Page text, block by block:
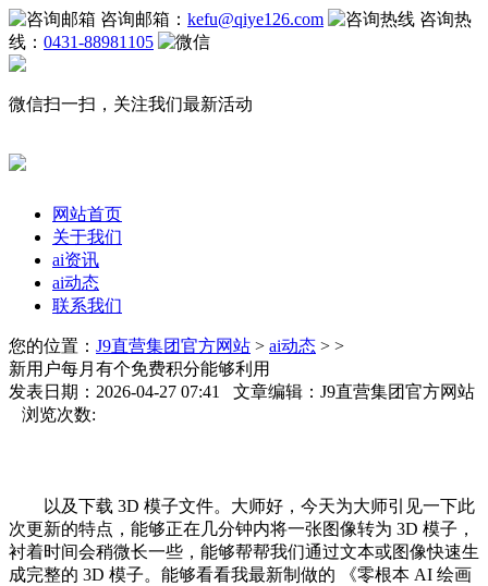
咨询邮箱： kefu@qiye126.com
咨询热
线： 0431-88981105
微信扫一扫，关注我们最新活动
网站首页
关于我们
ai资讯
ai动态
联系我们
您的位置： J9直营集团官方网站 > ai动态 > >
新用户每月有个免费积分能够利用
发表日期：2026-04-27 07:41 文章编辑：J9直营集团官方网站
浏览次数:
以及下载 3D 模子文件。大师好，今天为大师引见一下此
次更新的特点，能够正在几分钟内将一张图像转为 3D 模子，
衬着时间会稍微长一些，能够帮帮我们通过文本或图像快速生
成完整的 3D 模子。能够看看我最新制做的 《零根本 AI 绘画